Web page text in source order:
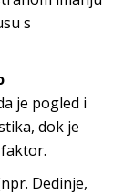
s
je pogled i
dok je
Dedinje,